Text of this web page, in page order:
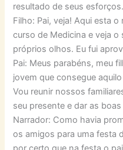
resultado de seus
Filho: Pai, veja! Aqui esta
curso de Medicina e veja
próprios olhos. Eu fui
Pai: Meus parabéns, meu
jovem que consegue
Vou reunir nossos
seu presente e dar as
Narrador: Como havia
os amigos para uma festa